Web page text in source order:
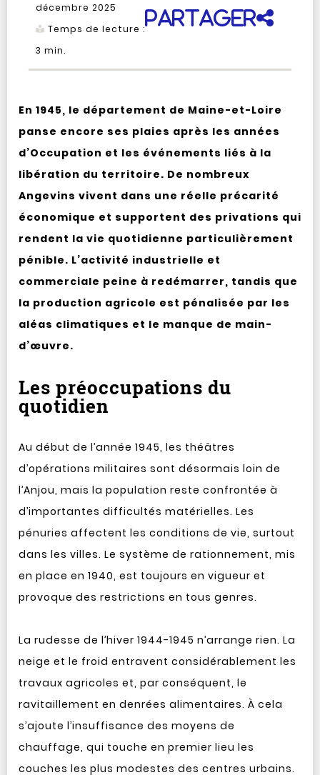
décembre 2025
Temps de lecture :
3 min.
Partager
En 1945, le département de Maine-et-Loire
panse encore ses plaies après les années
d’Occupation et les événements liés à la
libération du territoire. De nombreux
Angevins vivent dans une réelle précarité
économique et supportent des privations qui
rendent la vie quotidienne particulièrement
pénible. L’activité industrielle et
commerciale peine à redémarrer, tandis que
la production agricole est pénalisée par les
aléas climatiques et le manque de main-
d’œuvre.
Les préoccupations du
quotidien
Au début de l’année 1945, les théâtres
d’opérations militaires sont désormais loin de
l’Anjou, mais la population reste confrontée à
d’importantes difficultés matérielles. Les
pénuries affectent les conditions de vie, surtout
dans les villes. Le système de rationnement, mis
en place en 1940, est toujours en vigueur et
provoque des restrictions en tous genres.
La rudesse de l’hiver 1944-1945 n’arrange rien. La
neige et le froid entravent considérablement les
travaux agricoles et, par conséquent, le
ravitaillement en denrées alimentaires. À cela
s’ajoute l’insuffisance des moyens de
chauffage, qui touche en premier lieu les
couches les plus modestes des centres urbains.